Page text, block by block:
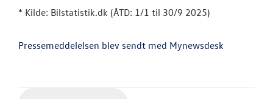
* Kilde: Bilstatistik.dk (ÅTD: 1/1 til 30/9 2025)
Pressemeddelelsen blev sendt med Mynewsdesk